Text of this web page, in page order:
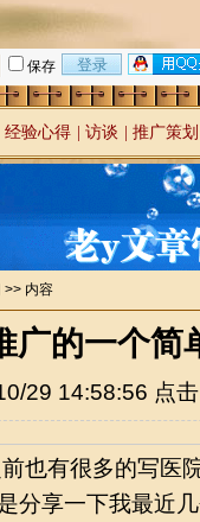
保存
经验心得 访谈 推广策划
>> 内容
广的一个简
29 14:58:56 点
有很多的写医院
分享一下我最近